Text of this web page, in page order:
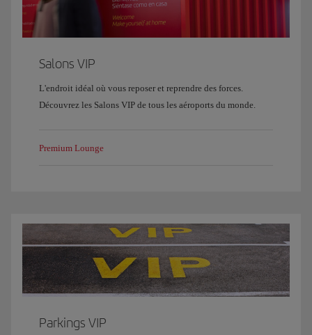
Salons VIP
L'endroit idéal où vous reposer et reprendre des forces.
Découvrez les Salons VIP de tous les aéroports du monde.
Premium Lounge
Parkings VIP